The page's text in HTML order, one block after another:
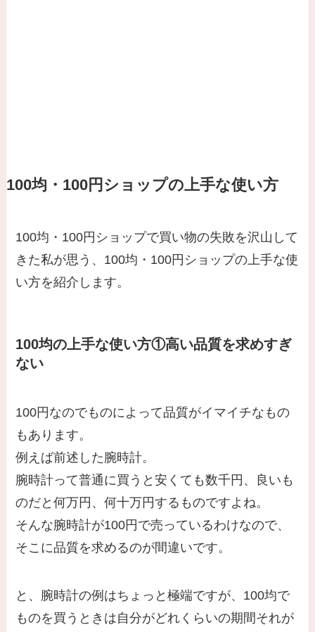
100均・100円ショップの上手な使い方
100均・100円ショップで買い物の失敗を沢山して
きた私が思う、100均・100円ショップの上手な使
い方を紹介します。
100均の上手な使い方①高い品質を求めすぎ
ない
100円なのでものによって品質がイマイチなもの
もあります。
例えば前述した腕時計。
腕時計って普通に買うと安くても数千円、良いも
のだと何万円、何十万円するものですよね。
そんな腕時計が100円で売っているわけなので、
そこに品質を求めるのが間違いです。
と、腕時計の例はちょっと極端ですが、100均で
ものを買うときは自分がどれくらいの期間それが